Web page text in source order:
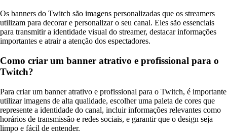
Os banners do Twitch são imagens personalizadas que os streamers
utilizam para decorar e personalizar o seu canal. Eles são essenciais
para transmitir a identidade visual do streamer, destacar informações
importantes e atrair a atenção dos espectadores.
Como criar um banner atrativo e profissional para o
Twitch?
Para criar um banner atrativo e profissional para o Twitch, é importante
utilizar imagens de alta qualidade, escolher uma paleta de cores que
represente a identidade do canal, incluir informações relevantes como
horários de transmissão e redes sociais, e garantir que o design seja
limpo e fácil de entender.